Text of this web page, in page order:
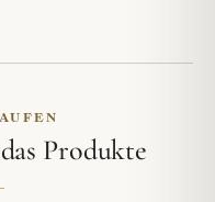
Produkte